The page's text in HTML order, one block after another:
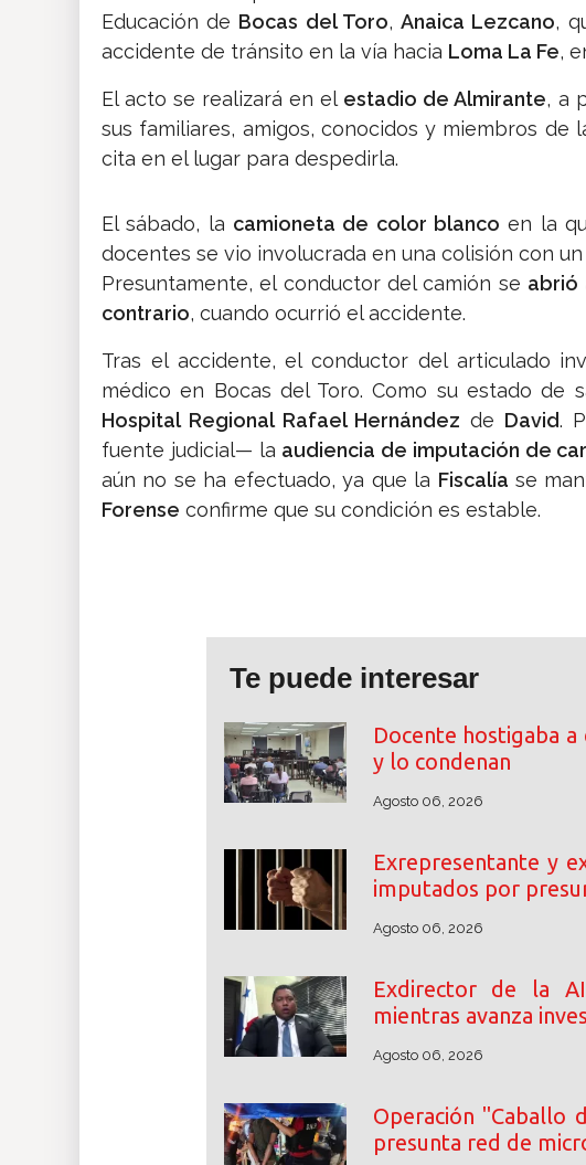
Educación de Bocas del Toro,Anaica Lezcano,
accidente de tránsito en la vía hacia Loma La Fe,
El acto se realizará en el estadio de Almirante, a
sus familiares, amigos, conocidos y miembros de
cita en el lugar para despedirla.
El sábado, la camioneta de color blanco en la
docentes se vio involucrada en una colisión con
Presuntamente, el conductor del camión se abrió
contrario, cuando ocurrió el accidente.
Tras el accidente, el conductor del articulado
médico en Bocas del Toro. Como su estado de
Hospital Regional Rafael Hernández de David.
fuente judicial— la audiencia de imputación de
aún no se ha efectuado, ya que la Fiscalía se
Forense confirme que su condición es estable.
Te puede interesar
Docente hostigaba
y lo condenan
Agosto 06, 2026
Exrepresentante y
imputados por
Agosto 06, 2026
Exdirector de la
mientras avanza
Agosto 06, 2026
Operación "Caballo
presunta red de